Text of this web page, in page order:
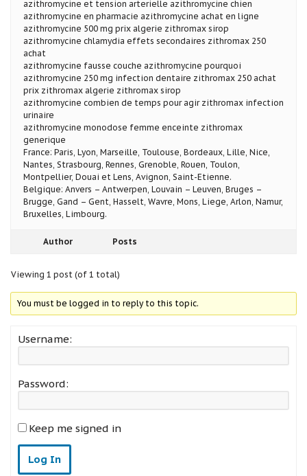
azithromycine et tension arterielle azithromycine chien
azithromycine en pharmacie azithromycine achat en ligne
azithromycine 500 mg prix algerie zithromax sirop
azithromycine chlamydia effets secondaires zithromax 250
achat
azithromycine fausse couche azithromycine pourquoi
azithromycine 250 mg infection dentaire zithromax 250 achat
prix zithromax algerie zithromax sirop
azithromycine combien de temps pour agir zithromax infection
urinaire
azithromycine monodose femme enceinte zithromax
generique
France: Paris, Lyon, Marseille, Toulouse, Bordeaux, Lille, Nice,
Nantes, Strasbourg, Rennes, Grenoble, Rouen, Toulon,
Montpellier, Douai et Lens, Avignon, Saint-Etienne.
Belgique: Anvers – Antwerpen, Louvain – Leuven, Bruges –
Brugge, Gand – Gent, Hasselt, Wavre, Mons, Liege, Arlon, Namur,
Bruxelles, Limbourg.
Author Posts
Viewing 1 post (of 1 total)
You must be logged in to reply to this topic.
Username:
Password:
Keep me signed in
Log In